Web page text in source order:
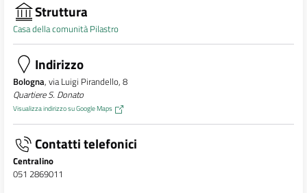
Struttura
Casa della comunità Pilastro
Indirizzo
Bologna, via Luigi Pirandello, 8
Quartiere S. Donato
Visualizza indirizzo su Google Maps
Contatti telefonici
Centralino
051 2869011